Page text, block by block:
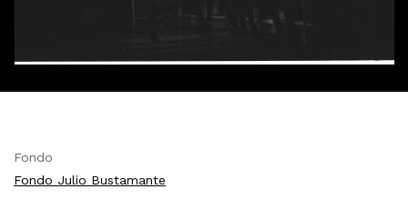
Fondo
Fondo Julio Bustamante